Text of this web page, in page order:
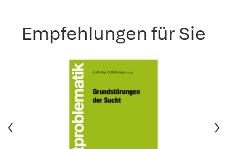
Empfehlungen für Sie